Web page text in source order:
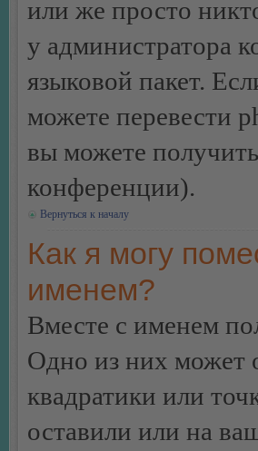
или же просто
у администратора
языковой пакет.
можете перевести
вы можете
конференции).
Вернуться к началу
Как я могу
именем?
Вместе с именем
Одно из них может
квадратики или
оставили или на